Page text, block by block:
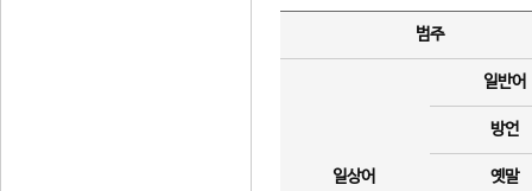
범주
일상어
일반어
방언
옛말